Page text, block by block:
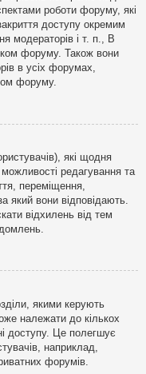
роботи форуму, які
доступу окремим
модераторів і т. п., В
форуму. Також вони
в усіх форумах,
форуму.
які щодня
редагування та
переміщення,
який вони відповідають.
відхилень від тем
якими керують
належати до кількох
доступу. Це полегшує
наприклад,
форумів.